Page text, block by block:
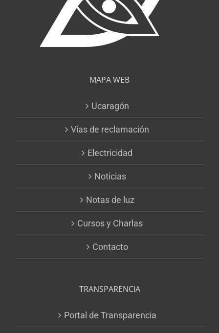
MAPA WEB
Ucaragón
Vías de reclamación
Electricidad
Noticias
Notas de luz
Cursos y Charlas
Contacto
TRANSPARENCIA
Portal de Transparencia